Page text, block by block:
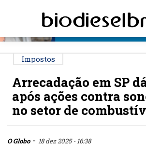
Impostos
Arrecadação em SP
após ações contra
no setor de
O Globo- 18 dez 2025 - 16:38